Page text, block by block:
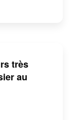
très
au